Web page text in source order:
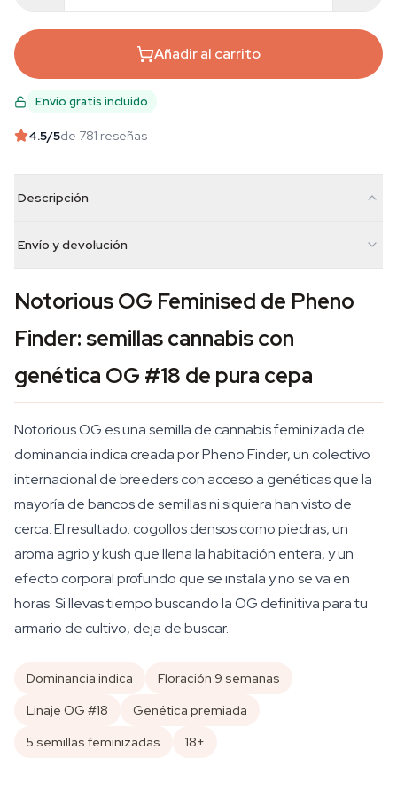
Añadir al carrito
Envío gratis incluido
4.5/5de 781 reseñas
Descripción
Envío y devolución
Notorious OG Feminised de Pheno
Finder: semillas cannabis con
genética OG #18 de pura cepa
Notorious OG es una semilla de cannabis feminizada de
dominancia indica creada por Pheno Finder, un colectivo
internacional de breeders con acceso a genéticas que la
mayoría de bancos de semillas ni siquiera han visto de
cerca. El resultado: cogollos densos como piedras, un
aroma agrio y kush que llena la habitación entera, y un
efecto corporal profundo que se instala y no se va en
horas. Si llevas tiempo buscando la OG definitiva para tu
armario de cultivo, deja de buscar.
Dominancia indica
Floración 9 semanas
Linaje OG #18
Genética premiada
5 semillas feminizadas
18+